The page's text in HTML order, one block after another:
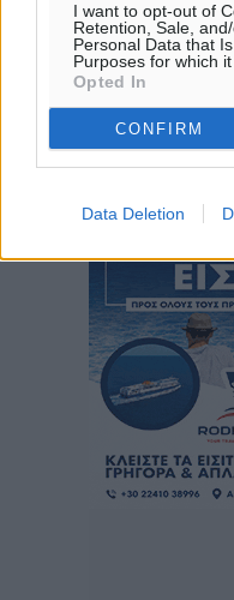
I want to opt-out of
Retention, Sale,
Personal Data that
Purposes for which it
Opted In
CONFIRM
Data Deletion
°
28°